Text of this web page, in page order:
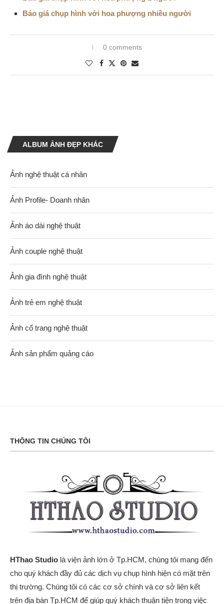
Báo giá chụp hình với hoa phượng nhiều người
0 comments
ALBUM ẢNH ĐẸP KHÁC
Ảnh nghệ thuật cá nhân
Ảnh Profile- Doanh nhân
Ảnh áo dài nghệ thuật
Ảnh couple nghệ thuật
Ảnh gia đình nghệ thuật
Ảnh trẻ em nghệ thuật
Ảnh cổ trang nghệ thuật
Ảnh sản phẩm quảng cáo
THÔNG TIN CHÚNG TÔI
HThao Studio là viện ảnh lớn ở Tp.HCM, chúng tôi mang đến
cho quý khách đầy đủ các dịch vụ chụp hình hiện có mặt trên
thị trường. Chúng tôi có các cơ sở chính và cơ sở liên kết
trên địa bàn Tp.HCM để giúp quý khách thuận tiện trong việc